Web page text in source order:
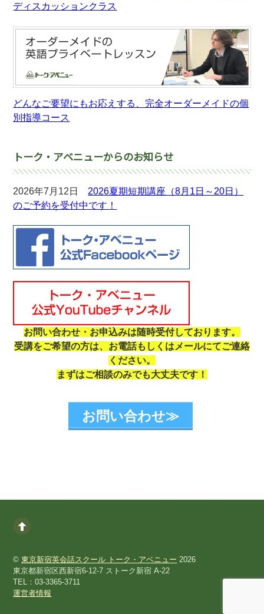
ディスカッションクラス
どんなご要望にもお応えする、完全オーダーメイドの個
別指導コース
トーク・アベニューからのお知らせ
2026年7月12日 2026夏期短期講座（8月1日～20日）
のご予約を受付中です！
お問い合わせ・お申込みは随時受付しております。
受講をご希望の方は、お電話もしくはメールにてご連絡
ください。
まずはご相談のみでも大丈夫です！
お問い合わせ≫
©東京新宿英会話スクール トーク・アベニュー 2026
東京都新宿区西新宿6-12-7 ストーク新宿 A-22
TEL：03-3365-3711
運営者情報